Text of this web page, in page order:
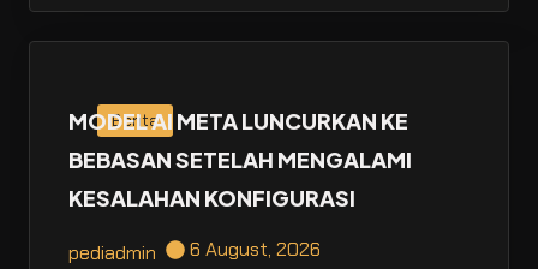
Berita
MODEL AI META LUNCURKAN KE
BEBASAN SETELAH MENGALAMI
KESALAHAN KONFIGURASI
pediadmin 6 August, 2026